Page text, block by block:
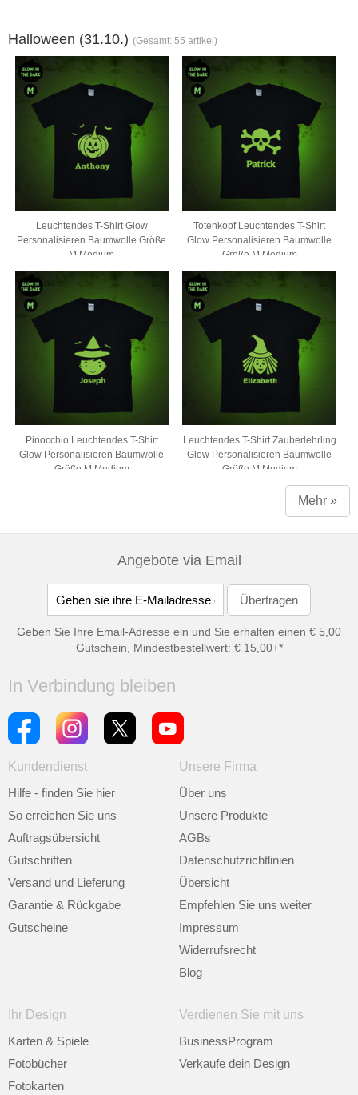
Halloween (31.10.) (Gesamt: 55 artikel)
Leuchtendes T-Shirt Glow
Personalisieren Baumwolle Größe
M Medium
Totenkopf Leuchtendes T-Shirt
Glow Personalisieren Baumwolle
Größe M Medium
Pinocchio Leuchtendes T-Shirt
Glow Personalisieren Baumwolle
Größe M Medium
Leuchtendes T-Shirt Zauberlehrling
Glow Personalisieren Baumwolle
Größe M Medium
Mehr »
Angebote via Email
Geben Sie Ihre Email-Adresse ein und Sie erhalten einen € 5,00
Gutschein, Mindestbestellwert: € 15,00+*
In Verbindung bleiben
Kundendienst
Hilfe - finden Sie hier
So erreichen Sie uns
Auftragsübersicht
Gutschriften
Versand und Lieferung
Garantie & Rückgabe
Gutscheine
Unsere Firma
Über uns
Unsere Produkte
AGBs
Datenschutzrichtlinien
Übersicht
Empfehlen Sie uns weiter
Impressum
Widerrufsrecht
Blog
Ihr Design
Karten & Spiele
Fotobücher
Fotokarten
Verdienen Sie mit uns
BusinessProgram
Verkaufe dein Design